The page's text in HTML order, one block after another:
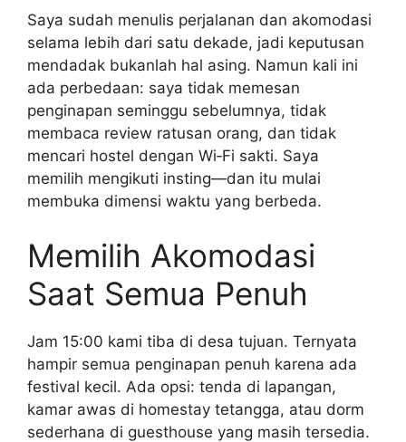
Saya sudah menulis perjalanan dan akomodasi
selama lebih dari satu dekade, jadi keputusan
mendadak bukanlah hal asing. Namun kali ini
ada perbedaan: saya tidak memesan
penginapan seminggu sebelumnya, tidak
membaca review ratusan orang, dan tidak
mencari hostel dengan Wi‑Fi sakti. Saya
memilih mengikuti insting—dan itu mulai
membuka dimensi waktu yang berbeda.
Memilih Akomodasi
Saat Semua Penuh
Jam 15:00 kami tiba di desa tujuan. Ternyata
hampir semua penginapan penuh karena ada
festival kecil. Ada opsi: tenda di lapangan,
kamar awas di homestay tetangga, atau dorm
sederhana di guesthouse yang masih tersedia.